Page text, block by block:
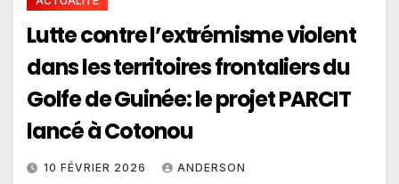
Lutte contre l’extrémisme violent
dans les territoires frontaliers du
Golfe de Guinée: le projet PARCIT
lancé à Cotonou
10 FÉVRIER 2026 ANDERSON